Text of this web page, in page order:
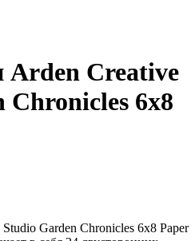
Arden Creative
Chronicles 6x8
Garden Chronicles 6x8 Paper